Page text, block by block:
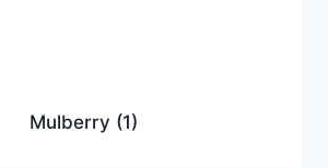
Mulberry (1)